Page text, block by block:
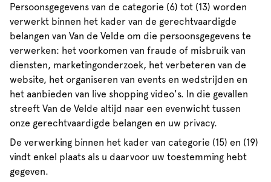
Persoonsgegevens van de categorie (6) tot (13) worden
verwerkt binnen het kader van de gerechtvaardigde
belangen van Van de Velde om die persoonsgegevens te
verwerken: het voorkomen van fraude of misbruik van
diensten, marketingonderzoek, het verbeteren van de
website, het organiseren van events en wedstrijden en
het aanbieden van live shopping video's. In die gevallen
streeft Van de Velde altijd naar een evenwicht tussen
onze gerechtvaardigde belangen en uw privacy.
De verwerking binnen het kader van categorie (15) en (19)
vindt enkel plaats als u daarvoor uw toestemming hebt
gegeven.